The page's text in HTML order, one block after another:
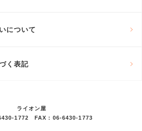
について
く表記
ライオン屋
1772 FAX：06-6430-1773